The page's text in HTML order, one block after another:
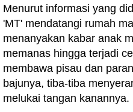
Menurut informasi yang
'MT' mendatangi rumah
menanyakan kabar anak
memanas hingga terjadi
membawa pisau dan
bajunya, tiba-tiba
melukai tangan kanannya.